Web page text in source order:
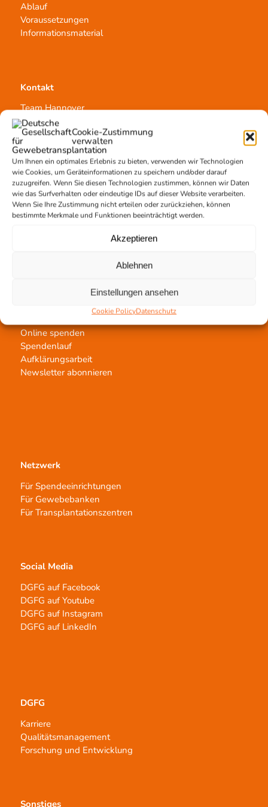
Cookie-Zustimmung
verwalten
Um Ihnen ein optimales Erlebnis zu bieten, verwenden wir Technologien
wie Cookies, um Geräteinformationen zu speichern und/oder darauf
zuzugreifen. Wenn Sie diesen Technologien zustimmen, können wir Daten
wie das Surfverhalten oder eindeutige IDs auf dieser Website verarbeiten.
Wenn Sie Ihre Zustimmung nicht erteilen oder zurückziehen, können
bestimmte Merkmale und Funktionen beeinträchtigt werden.
Akzeptieren
Ablehnen
Einstellungen ansehen
Cookie PolicyDatenschutz
Ablauf
Voraussetzungen
Informationsmaterial
Kontakt
Team Hannover
Spendestandorte
Vermittlungsstelle
Gewebetransplantation
Transplantatvermittlung
Jetzt untertstützen!
Online spenden
Spendenlauf
Aufklärungsarbeit
Newsletter abonnieren
Netzwerk
Für Spendeeinrichtungen
Für Gewebebanken
Für Transplantationszentren
Social Media
DGFG auf Facebook
DGFG auf Youtube
DGFG auf Instagram
DGFG auf LinkedIn
DGFG
Karriere
Qualitätsmanagement
Forschung und Entwicklung
Sonstiges